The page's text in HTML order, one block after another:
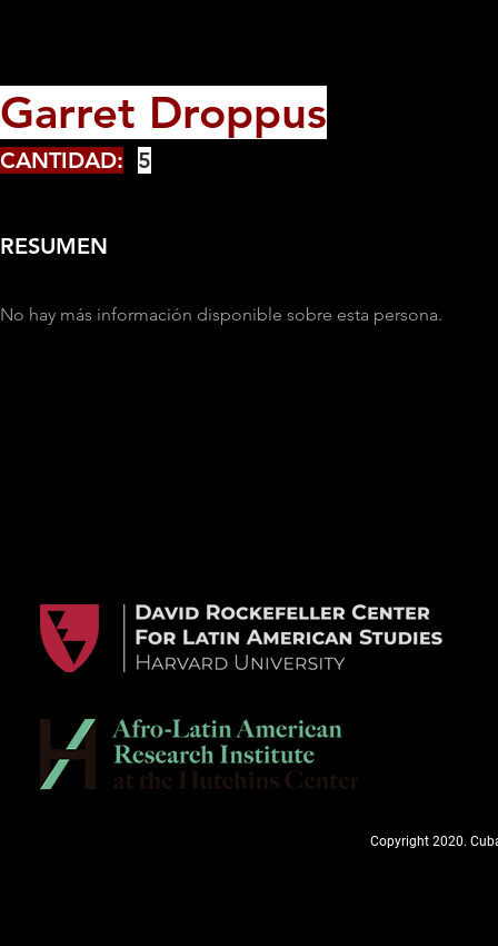
Garret Droppus
CANTIDAD: 5
RESUMEN
No hay más información disponible sobre esta persona.
Copyright 2020.